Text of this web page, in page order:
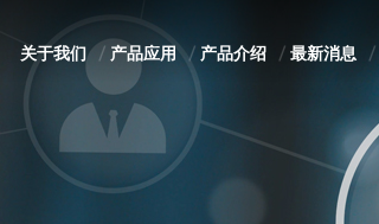
关于我们 产品应用 产品介绍 最新消息